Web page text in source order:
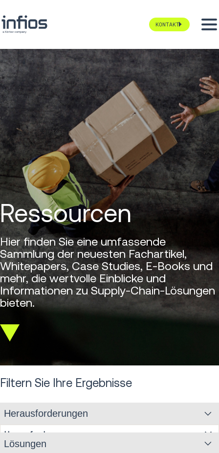
KONTAKT
Ressourcen
Hier finden Sie eine umfassende
Sammlung der neuesten Fachartikel,
Whitepapers, Case Studies, E-Books und
mehr, die wertvolle Einblicke und
Informationen zu Supply-Chain-Lösungen
bieten.
Scroll
Filtern Sie Ihre Ergebnisse
Herausforderungen
Herausforderungen
Lösungen